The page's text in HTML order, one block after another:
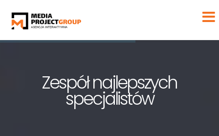
Zespół najlepszych
specjalistów